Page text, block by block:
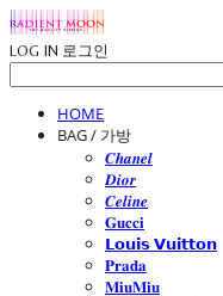
LOG IN 로그인
HOME
BAG / 가방
𝑪𝒉𝒂𝒏𝒆𝒍
𝑫𝒊𝒐𝒓
𝑪𝒆𝒍𝒊𝒏𝒆
𝐆𝐮𝐜𝐜𝐢
𝗟𝗼𝘂𝗶𝘀 𝗩𝘂𝗶𝘁𝘁𝗼𝗻
𝐏𝐫𝐚𝐝𝐚
𝐌𝐢𝐮𝐌𝐢𝐮